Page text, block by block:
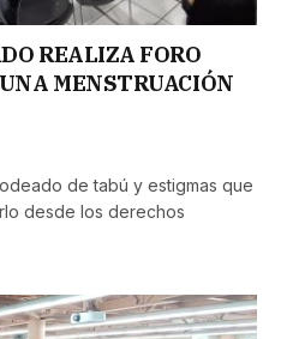
REALIZA FORO
MENSTRUACIÓN
de tabú y estigmas que
desde los derechos